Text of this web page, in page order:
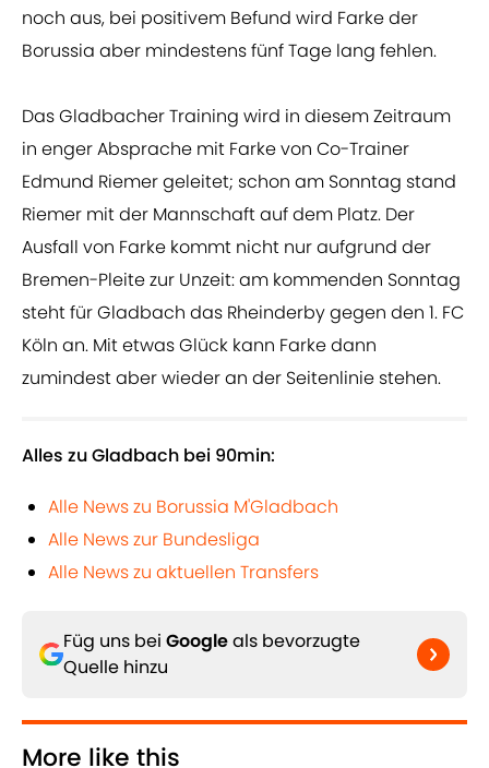
noch aus, bei positivem Befund wird Farke der
Borussia aber mindestens fünf Tage lang fehlen.
Das Gladbacher Training wird in diesem Zeitraum
in enger Absprache mit Farke von Co-Trainer
Edmund Riemer geleitet; schon am Sonntag stand
Riemer mit der Mannschaft auf dem Platz. Der
Ausfall von Farke kommt nicht nur aufgrund der
Bremen-Pleite zur Unzeit: am kommenden Sonntag
steht für Gladbach das Rheinderby gegen den 1. FC
Köln an. Mit etwas Glück kann Farke dann
zumindest aber wieder an der Seitenlinie stehen.
Alles zu Gladbach bei 90min:
Alle News zu Borussia M'Gladbach
Alle News zur Bundesliga
Alle News zu aktuellen Transfers
Füg uns bei Googleals bevorzugte
Quelle hinzu
More like this